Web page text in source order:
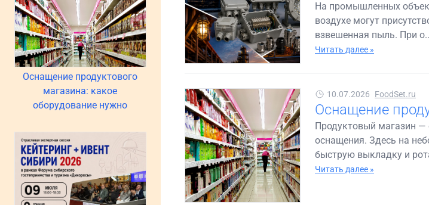
Оснащение продуктового
магазина: какое
оборудование нужно
На промышленных
воздухе могут
взвешенная пыль. При
Читать далее »
10.07.2026 FoodSet.ru
Оснащение
Продуктовый магазин —
оснащения. Здесь на
быструю выкладку и
Читать далее »